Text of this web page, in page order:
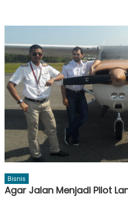
Bisnis
Agar Jalan Menjadi Pilot